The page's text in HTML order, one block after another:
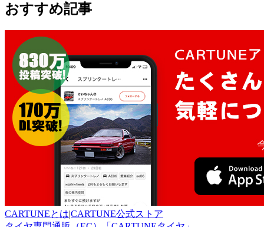
おすすめ記事
CARTUNEとは|CARTUNE公式ストア